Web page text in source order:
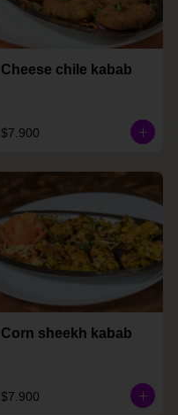
Cheese chile kabab
$7.900
Corn sheekh kabab
$7.900